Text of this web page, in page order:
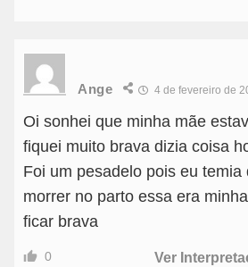
Ange 4 de fevereiro de
Oi sonhei que minha mãe
fiquei muito brava dizia coisa
Foi um pesadelo pois eu temia
morrer no parto essa era
ficar brava
0 Ver